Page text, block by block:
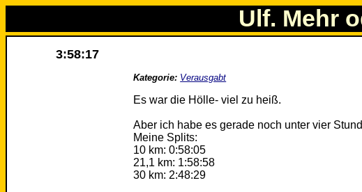
Ulf. Mehr
3:58:17
Kategorie: Verausgabt
Es war die Hölle- viel zu heiß.
Aber ich habe es gerade noch unter vier
Meine Splits:
10 km: 0:58:05
21,1 km: 1:58:58
30 km: 2:48:29